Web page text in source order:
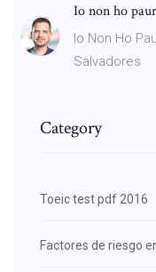
Io non ho
Io Non Ho
Salvadores
Category
Toeic test pdf 2016
Factores de riesgo